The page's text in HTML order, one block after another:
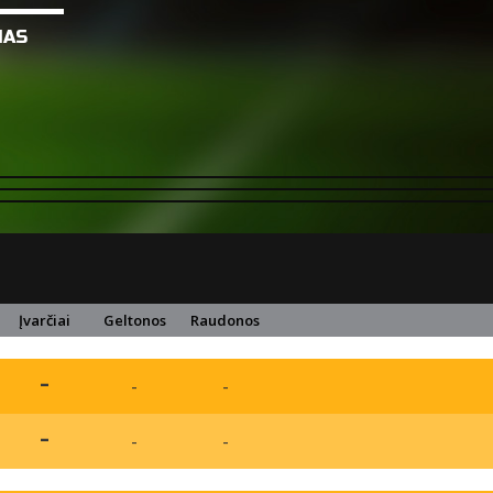
Įvarčiai Geltonos Raudonos
- - -
- - -